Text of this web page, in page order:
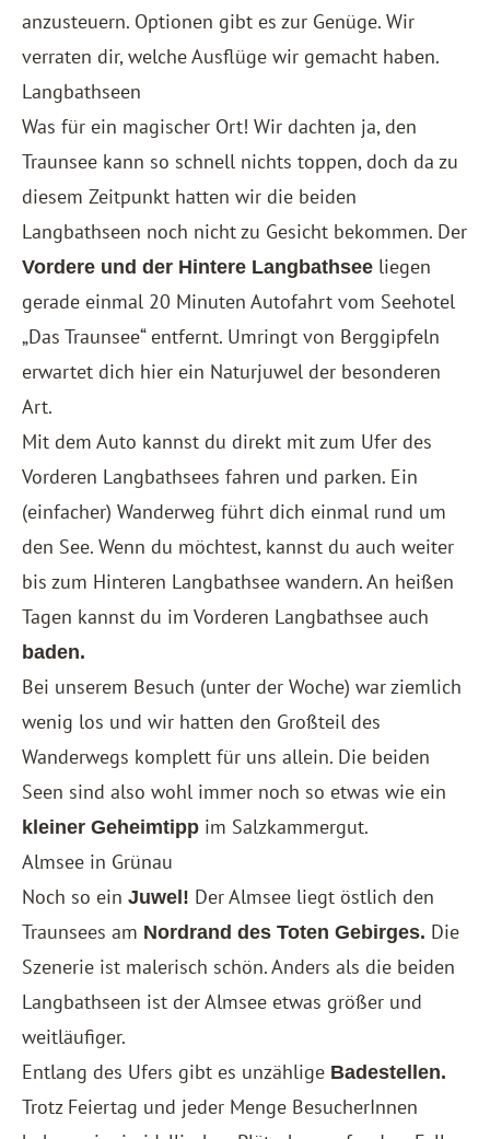
anzusteuern. Optionen gibt es zur Genüge. Wir
verraten dir, welche Ausflüge wir gemacht haben.
Langbathseen
Was für ein magischer Ort! Wir dachten ja, den
Traunsee kann so schnell nichts toppen, doch da zu
diesem Zeitpunkt hatten wir die beiden
Langbathseen noch nicht zu Gesicht bekommen. Der
Vordere und der Hintere Langbathsee liegen
gerade einmal 20 Minuten Autofahrt vom Seehotel
„Das Traunsee“ entfernt. Umringt von Berggipfeln
erwartet dich hier ein Naturjuwel der besonderen
Art.
Mit dem Auto kannst du direkt mit zum Ufer des
Vorderen Langbathsees fahren und parken. Ein
(einfacher) Wanderweg führt dich einmal rund um
den See. Wenn du möchtest, kannst du auch weiter
bis zum Hinteren Langbathsee wandern. An heißen
Tagen kannst du im Vorderen Langbathsee auch
baden.
Bei unserem Besuch (unter der Woche) war ziemlich
wenig los und wir hatten den Großteil des
Wanderwegs komplett für uns allein. Die beiden
Seen sind also wohl immer noch so etwas wie ein
kleiner Geheimtipp im Salzkammergut.
Almsee in Grünau
Noch so ein Juwel! Der Almsee liegt östlich den
Traunsees am Nordrand des Toten Gebirges. Die
Szenerie ist malerisch schön. Anders als die beiden
Langbathseen ist der Almsee etwas größer und
weitläufiger.
Entlang des Ufers gibt es unzählige Badestellen.
Trotz Feiertag und jeder Menge BesucherInnen